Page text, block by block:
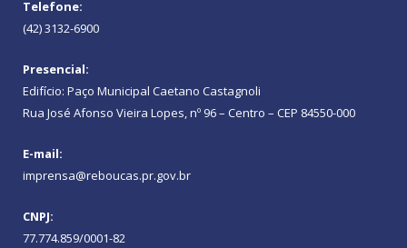
Telefone:
(42) 3132-6900
Presencial:
Edifício: Paço Municipal Caetano Castagnoli
Rua José Afonso Vieira Lopes, nº 96 – Centro – CEP 84550-000
E-mail:
imprensa@reboucas.pr.gov.br
CNPJ:
77.774.859/0001-82